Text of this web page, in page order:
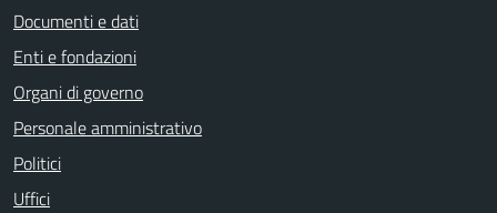
Documenti e dati
Enti e fondazioni
Organi di governo
Personale amministrativo
Politici
Uffici